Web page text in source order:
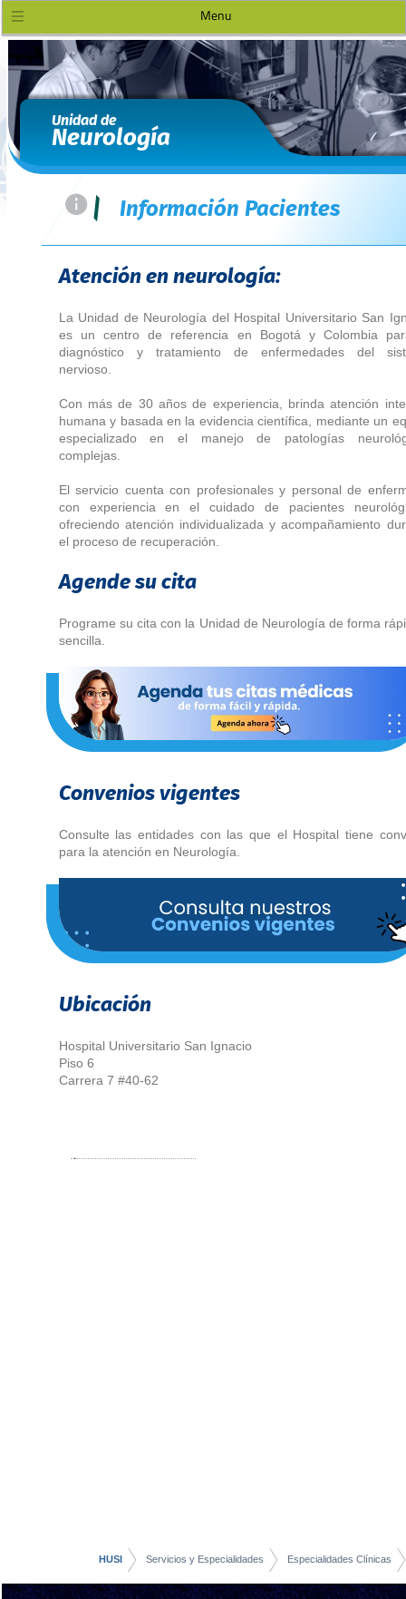
Menu
Unidad de
Neurología
= | Información Pacientes
Atención en neurología:
La Unidad de Neurología del Hospital Universitario San
es un centro de referencia en Bogotá y Colombia
diagnóstico y tratamiento de enfermedades del
nervioso.
Con más de 30 años de experiencia, brinda atención
humana y basada en la evidencia científica, mediante un
especializado en el manejo de patologías
complejas.
El servicio cuenta con profesionales y personal de
con experiencia en el cuidado de pacientes
ofreciendo atención individualizada y acompañamiento
el proceso de recuperación.
Agende su cita
Programe su cita con la Unidad de Neurología de forma
sencilla.
Convenios vigentes
Consulte las entidades con las que el Hospital tiene
para la atención en Neurología.
Ubicación
Hospital Universitario San Ignacio
Piso 6
Carrera 7 #40-62
HUSI Servicios y Especialidades Especialidades Clínicas